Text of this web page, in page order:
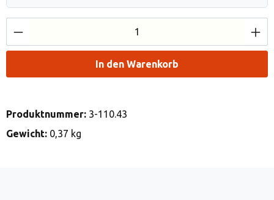
Produkt Anzahl: Gib den gewünschten
In den Warenkorb
Produktnummer: 3-110.43
Gewicht: 0,37 kg